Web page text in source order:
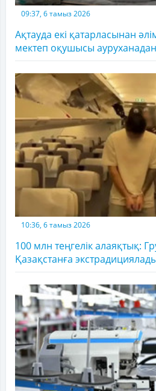
09:37, 6 тамыз 2026
Ақтауда екі қатарласынан
мектеп оқушысы
10:36, 6 тамыз 2026
100 млн теңгелік алаяқтық:
Қазақстанға